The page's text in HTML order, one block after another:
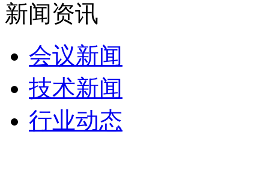
新闻资讯
会议新闻
技术新闻
行业动态